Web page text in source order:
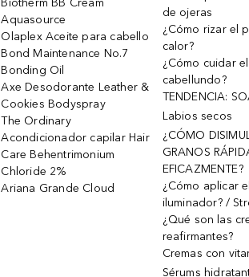
Biotherm BB Cream
Aquasource
Olaplex Aceite para cabello
Bond Maintenance No.7
Bonding Oil
Axe Desodorante Leather &
Cookies Bodyspray
The Ordinary
Acondicionador capilar Hair
Care Behentrimonium
Chloride 2%
Ariana Grande Cloud
de ojeras
¿Cómo rizar el
calor?
¿Cómo cuidar
cabellundo?
TENDENCIA:
Labios secos
¿CÓMO
GRANOS
EFICAZMENTE?
¿Cómo aplicar el
iluminador? /
¿Qué son las
reafirmantes?
Cremas con
Sérums